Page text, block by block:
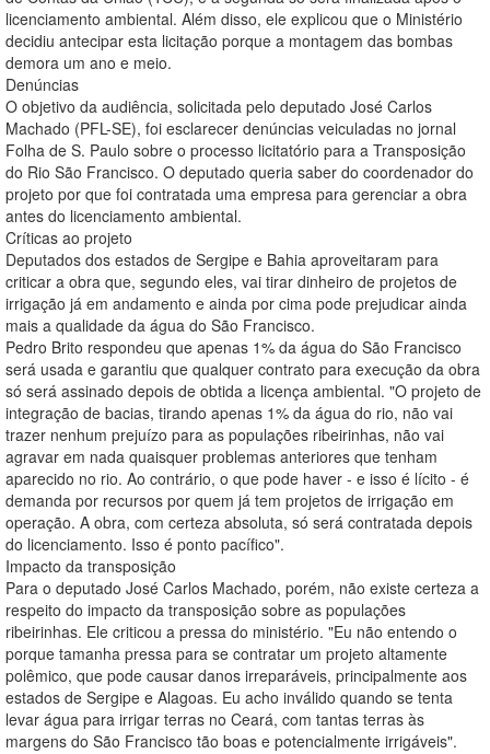
licenciamento ambiental. Além disso, ele explicou que o Ministério
decidiu antecipar esta licitação porque a montagem das bombas
demora um ano e meio.
Denúncias
O objetivo da audiência, solicitada pelo deputado José Carlos
Machado (PFL-SE), foi esclarecer denúncias veiculadas no jornal
Folha de S. Paulo sobre o processo licitatório para a Transposição
do Rio São Francisco. O deputado queria saber do coordenador do
projeto por que foi contratada uma empresa para gerenciar a obra
antes do licenciamento ambiental.
Críticas ao projeto
Deputados dos estados de Sergipe e Bahia aproveitaram para
criticar a obra que, segundo eles, vai tirar dinheiro de projetos de
irrigação já em andamento e ainda por cima pode prejudicar ainda
mais a qualidade da água do São Francisco.
Pedro Brito respondeu que apenas 1% da água do São Francisco
será usada e garantiu que qualquer contrato para execução da obra
só será assinado depois de obtida a licença ambiental. "O projeto de
integração de bacias, tirando apenas 1% da água do rio, não vai
trazer nenhum prejuízo para as populações ribeirinhas, não vai
agravar em nada quaisquer problemas anteriores que tenham
aparecido no rio. Ao contrário, o que pode haver - e isso é lícito - é
demanda por recursos por quem já tem projetos de irrigação em
operação. A obra, com certeza absoluta, só será contratada depois
do licenciamento. Isso é ponto pacífico".
Impacto da transposição
Para o deputado José Carlos Machado, porém, não existe certeza a
respeito do impacto da transposição sobre as populações
ribeirinhas. Ele criticou a pressa do ministério. "Eu não entendo o
porque tamanha pressa para se contratar um projeto altamente
polêmico, que pode causar danos irreparáveis, principalmente aos
estados de Sergipe e Alagoas. Eu acho inválido quando se tenta
levar água para irrigar terras no Ceará, com tantas terras às
margens do São Francisco tão boas e potencialmente irrigáveis".